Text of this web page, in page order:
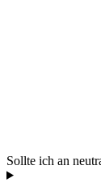
Sollte ich an